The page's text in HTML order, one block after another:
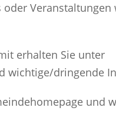
Veranstaltungen
erhalten Sie unter
wichtige/dringende
und